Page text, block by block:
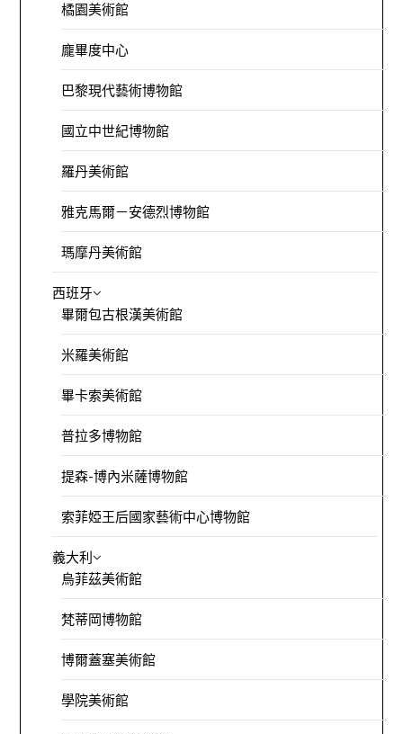
橘園美術館
龐畢度中心
巴黎現代藝術博物館
國立中世紀博物館
羅丹美術館
雅克馬爾－安德烈博物館
瑪摩丹美術館
西班牙
畢爾包古根漢美術館
米羅美術館
畢卡索美術館
普拉多博物館
提森-博內米薩博物館
索菲婭王后國家藝術中心博物館
義大利
烏菲茲美術館
梵蒂岡博物館
博爾蓋塞美術館
學院美術館